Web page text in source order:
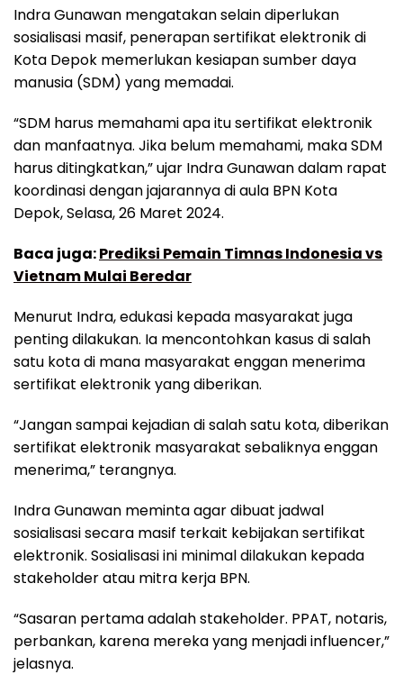
Indra Gunawan mengatakan selain diperlukan
sosialisasi masif, penerapan sertifikat elektronik di
Kota Depok memerlukan kesiapan sumber daya
manusia (SDM) yang memadai.
“SDM harus memahami apa itu sertifikat elektronik
dan manfaatnya. Jika belum memahami, maka SDM
harus ditingkatkan,” ujar Indra Gunawan dalam rapat
koordinasi dengan jajarannya di aula BPN Kota
Depok, Selasa, 26 Maret 2024.
Baca juga:Prediksi Pemain Timnas Indonesia vs
Vietnam Mulai Beredar
Menurut Indra, edukasi kepada masyarakat juga
penting dilakukan. Ia mencontohkan kasus di salah
satu kota di mana masyarakat enggan menerima
sertifikat elektronik yang diberikan.
“Jangan sampai kejadian di salah satu kota, diberikan
sertifikat elektronik masyarakat sebaliknya enggan
menerima,” terangnya.
Indra Gunawan meminta agar dibuat jadwal
sosialisasi secara masif terkait kebijakan sertifikat
elektronik. Sosialisasi ini minimal dilakukan kepada
stakeholder atau mitra kerja BPN.
“Sasaran pertama adalah stakeholder. PPAT, notaris,
perbankan, karena mereka yang menjadi influencer,”
jelasnya.